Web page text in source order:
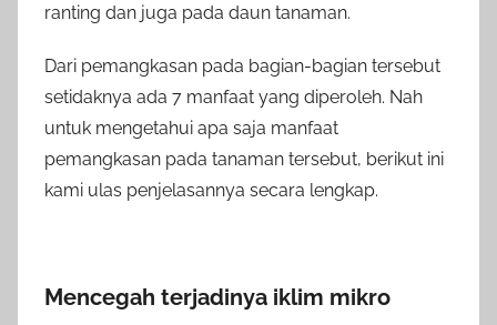
ranting dan juga pada daun tanaman.
Dari pemangkasan pada bagian-bagian tersebut
setidaknya ada 7 manfaat yang diperoleh. Nah
untuk mengetahui apa saja manfaat
pemangkasan pada tanaman tersebut, berikut ini
kami ulas penjelasannya secara lengkap.
Mencegah terjadinya iklim mikro